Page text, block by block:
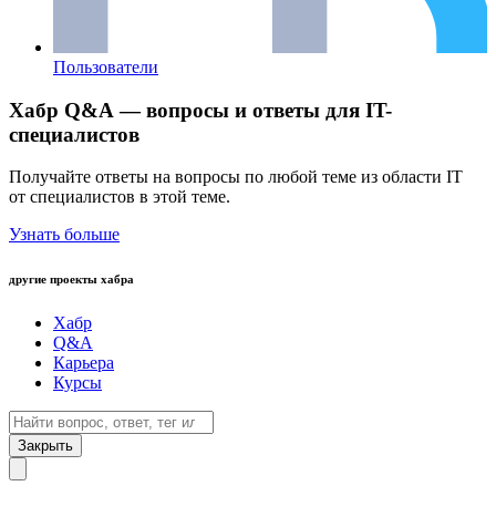
Пользователи
Хабр Q&A — вопросы и ответы для IT-
специалистов
Получайте ответы на вопросы по любой теме из области IT
от специалистов в этой теме.
Узнать больше
другие проекты хабра
Хабр
Q&A
Карьера
Курсы
Закрыть